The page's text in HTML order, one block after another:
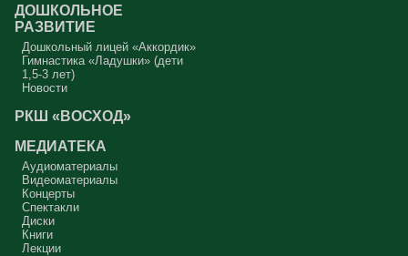
ДОШКОЛЬНОЕ
РАЗВИТИЕ
Дошкольный лицей «Аккордик»
Гимнастика «Ладушки» (дети
1,5-3 лет)
Новости
РКШ «ВОСХОД»
МЕДИАТЕКА
Аудиоматериалы
Видеоматериалы
Концерты
Спектакли
Диски
Книги
Лекции